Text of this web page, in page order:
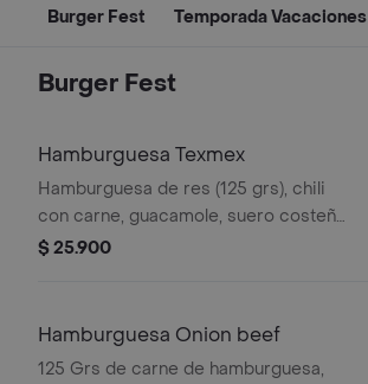
Burger Fest Temporada Vacaciones
Burger Fest
Hamburguesa Texmex
Hamburguesa de res (125 grs), chili
con carne, guacamole, suero costeño,
queso fundido y tortillas fritas.
$ 25.900
Hamburguesa Onion beef
125 Grs de carne de hamburguesa,